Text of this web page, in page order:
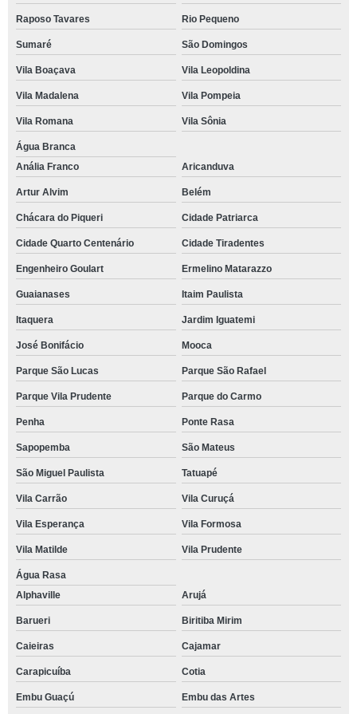
Raposo Tavares Rio Pequeno
Sumaré São Domingos
Vila Boaçava Vila Leopoldina
Vila Madalena Vila Pompeia
Vila Romana Vila Sônia
Água Branca
Anália Franco
Aricanduva
Artur Alvim Belém
Chácara do Piqueri Cidade Patriarca
Cidade Quarto Centenário Cidade Tiradentes
Engenheiro Goulart Ermelino Matarazzo
Guaianases Itaim Paulista
Itaquera Jardim Iguatemi
José Bonifácio Mooca
Parque São Lucas Parque São Rafael
Parque Vila Prudente Parque do Carmo
Penha Ponte Rasa
Sapopemba São Mateus
São Miguel Paulista Tatuapé
Vila Carrão Vila Curuçá
Vila Esperança Vila Formosa
Vila Matilde Vila Prudente
Água Rasa
Alphaville
Arujá
Barueri Biritiba Mirim
Caieiras Cajamar
Carapicuíba Cotia
Embu Guaçú Embu das Artes